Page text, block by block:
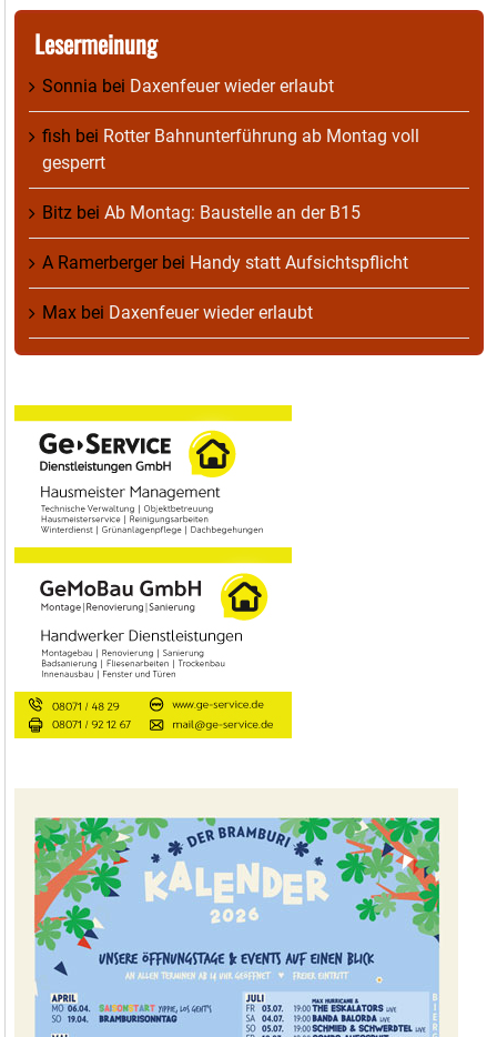
Lesermeinung
Sonnia bei Daxenfeuer wieder erlaubt
fish bei Rotter Bahnunterführung ab Montag voll
gesperrt
Bitz bei Ab Montag: Baustelle an der B15
A Ramerbergerbei Handy statt Aufsichtspflicht
Max bei Daxenfeuer wieder erlaubt